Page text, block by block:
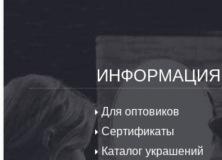
ИНФОРМАЦИЯ
Для оптовиков
Сертификаты
Каталог украшений